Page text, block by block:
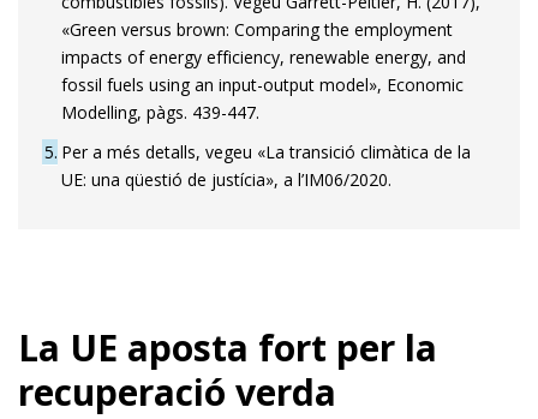
«Green versus brown: Comparing the employment
impacts of energy efficiency, renewable energy, and
fossil fuels using an input-output model», Economic
Modelling, pàgs. 439-447.
5 Per a més detalls, vegeu «La transició climàtica de la
UE: una qüestió de justícia», a l’IM06/2020.
La UE aposta fort per la
recuperació verda